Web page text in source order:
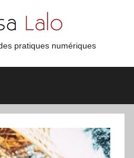
pratiques numériques